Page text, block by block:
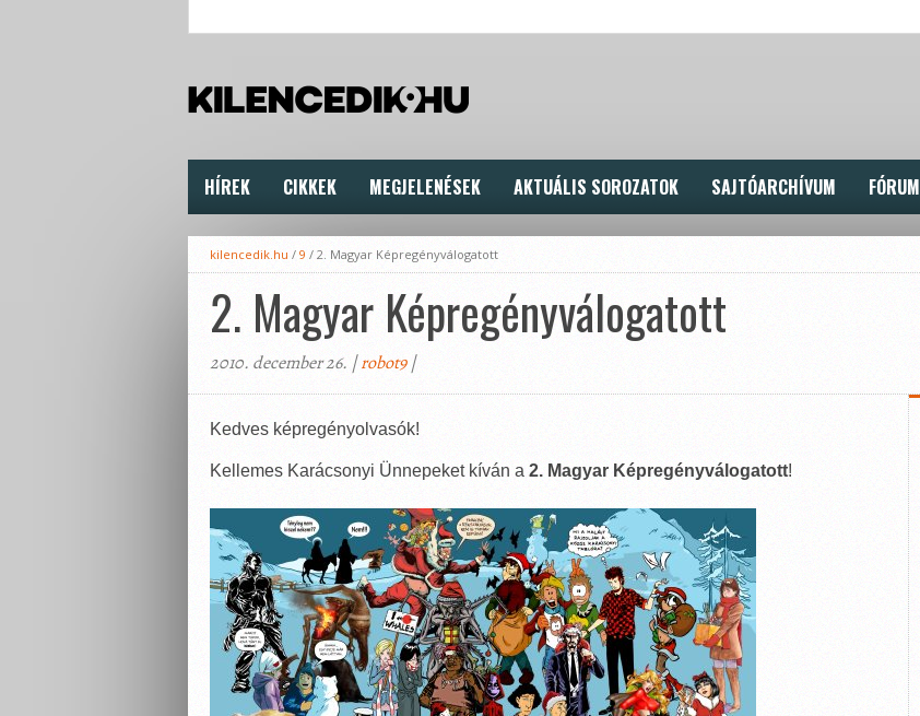
HÍREK CIKKEK MEGJELENÉSEK AKTUÁLIS SOROZATOK SAJTÓARCHÍVUM FÓRUM
kilencedik.hu / 9 / 2. Magyar Képregényválogatott
2. Magyar Képregényválogatott
2010. december 26. |robot9|
Kedves képregényolvasók!
Kellemes Karácsonyi Ünnepeket kíván a 2. Magyar Képregényválogatott!